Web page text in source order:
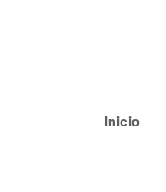
Inicio